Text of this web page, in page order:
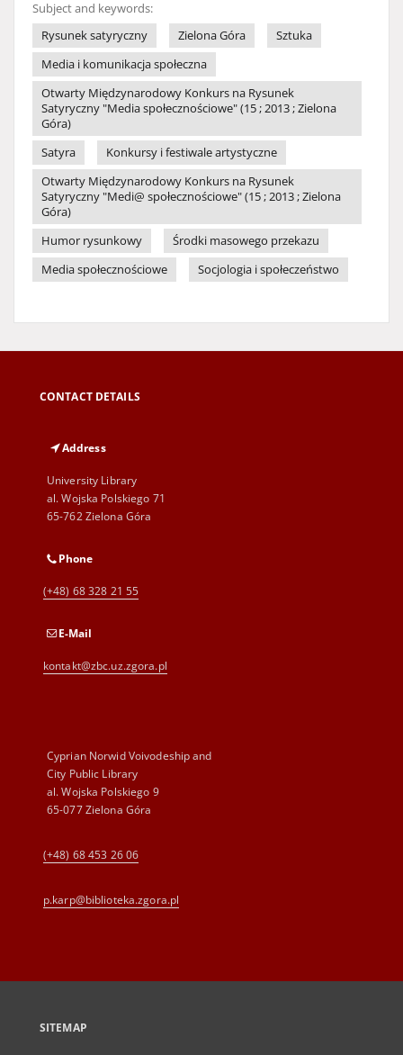
Subject and keywords:
Rysunek satyryczny
Zielona Góra
Sztuka
Media i komunikacja społeczna
Otwarty Międzynarodowy Konkurs na Rysunek
Satyryczny "Media społecznościowe" (15 ; 2013 ; Zielona
Góra)
Satyra
Konkursy i festiwale artystyczne
Otwarty Międzynarodowy Konkurs na Rysunek
Satyryczny "Medi@ społecznościowe" (15 ; 2013 ; Zielona
Góra)
Humor rysunkowy
Środki masowego przekazu
Media społecznościowe
Socjologia i społeczeństwo
CONTACT DETAILS
Address
University Library
al. Wojska Polskiego 71
65-762 Zielona Góra
Phone
(+48) 68 328 21 55
E-Mail
kontakt@zbc.uz.zgora.pl
Cyprian Norwid Voivodeship and
City Public Library
al. Wojska Polskiego 9
65-077 Zielona Góra
(+48) 68 453 26 06
p.karp@biblioteka.zgora.pl
SITEMAP